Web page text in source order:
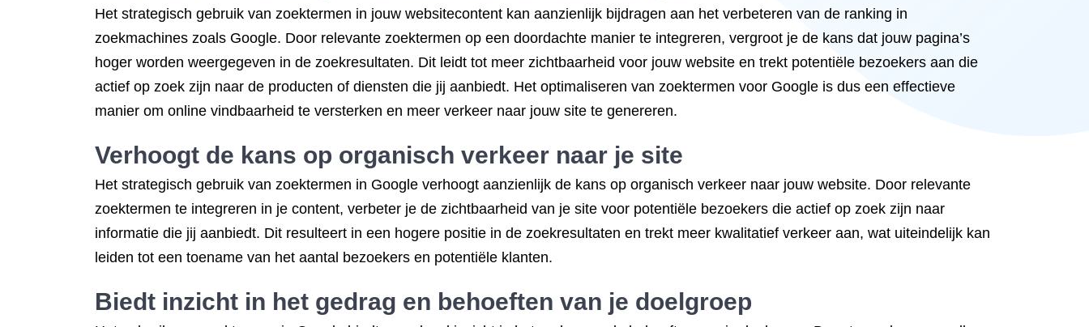
Het strategisch gebruik van zoektermen in jouw websitecontent kan aanzienlijk bijdragen aan het verbeteren van de ranking in
zoekmachines zoals Google. Door relevante zoektermen op een doordachte manier te integreren, vergroot je de kans dat jouw pagina’s
hoger worden weergegeven in de zoekresultaten. Dit leidt tot meer zichtbaarheid voor jouw website en trekt potentiële bezoekers aan die
actief op zoek zijn naar de producten of diensten die jij aanbiedt. Het optimaliseren van zoektermen voor Google is dus een effectieve
manier om online vindbaarheid te versterken en meer verkeer naar jouw site te genereren.
Verhoogt de kans op organisch verkeer naar je site
Het strategisch gebruik van zoektermen in Google verhoogt aanzienlijk de kans op organisch verkeer naar jouw website. Door relevante
zoektermen te integreren in je content, verbeter je de zichtbaarheid van je site voor potentiële bezoekers die actief op zoek zijn naar
informatie die jij aanbiedt. Dit resulteert in een hogere positie in de zoekresultaten en trekt meer kwalitatief verkeer aan, wat uiteindelijk kan
leiden tot een toename van het aantal bezoekers en potentiële klanten.
Biedt inzicht in het gedrag en behoeften van je doelgroep